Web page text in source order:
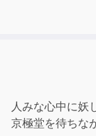
人みな心中に
京極堂を待ちな